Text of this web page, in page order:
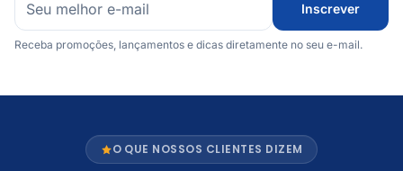
Inscrever
Receba promoções, lançamentos e dicas diretamente no seu e-mail.
O QUE NOSSOS CLIENTES DIZEM